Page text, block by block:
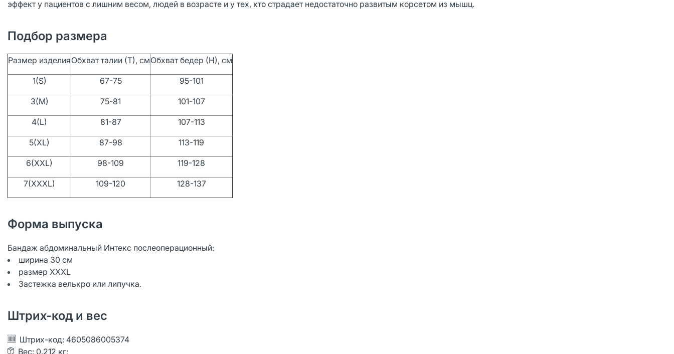
эффект у пациентов с лишним весом, людей в возрасте и у тех, кто страдает недостаточно развитым корсетом из мышц.
Подбор размера
Размер изделияОбхват талии (Т), смОбхват бедер (Н), см
1(S) 67-75 95-101
3(M) 75-81 101-107
4(L) 81-87 107-113
5(XL) 87-98 113-119
6(XXL) 98-109 119-128
7(XXXL) 109-120 128-137
Форма выпуска
Бандаж абдоминальный Интекс послеоперационный:
ширина 30 см
размер XXXL
Застежка велькро или липучка.
Штрих-код и вес
Штрих-код: 4605086005374
Вес: 0.212 кг;